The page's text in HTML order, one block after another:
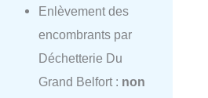
Enlèvement des
encombrants par
Déchetterie Du
Grand Belfort : non